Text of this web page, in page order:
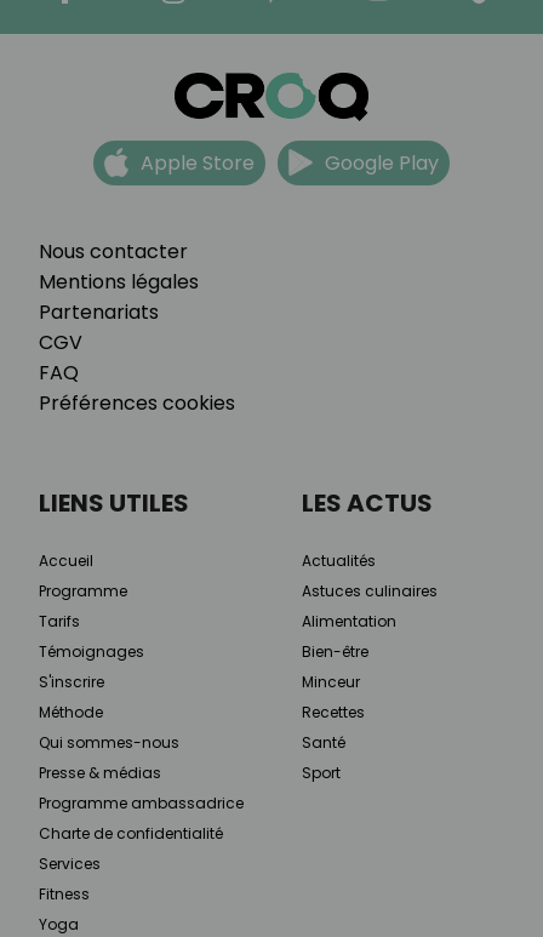
Nous contacter
Mentions légales
Partenariats
CGV
FAQ
Préférences cookies
Apple Store Google Play
LIENS UTILES
Accueil
Programme
Tarifs
Témoignages
S'inscrire
Méthode
Qui sommes-nous
Presse & médias
Programme ambassadrice
Charte de confidentialité
Services
Fitness
Yoga
LES ACTUS
Actualités
Astuces culinaires
Alimentation
Bien-être
Minceur
Recettes
Santé
Sport